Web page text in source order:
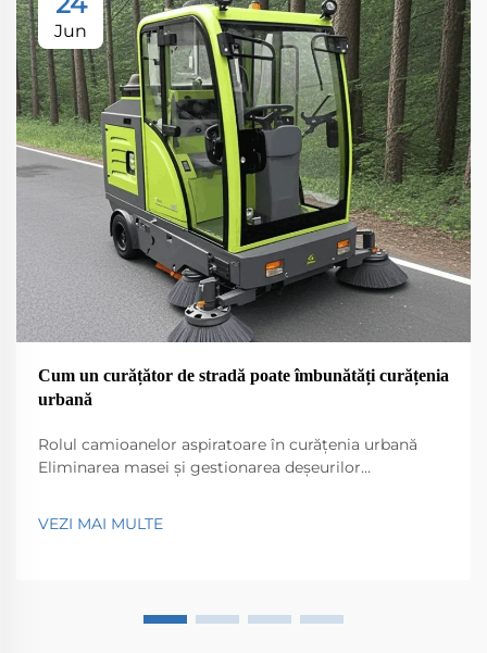
Jun
Cum un curățător de stradă poate îmbunătăți curățenia
urbană
Rolul camioanelor aspiratoare în curățenia urbană
Eliminarea masei și gestionarea deșeurilor
felul de lucruri care ajung pe străzi - gunoaie, frunze,
VEZI MAI MULTE